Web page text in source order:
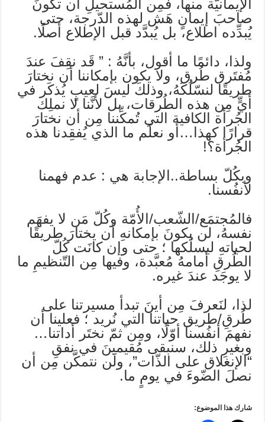
الإيمانيّة منها، فمِن المُستحيلِ أن تكونَ
صاحبَ إيمانٍ هَش لهذه الدّرجة، حتى
يُبدِّده اطلاع، بل يُبدَّد قبل الإطلاع أصلًا.
ولذا، دائمًا ما أقول، بأنَّهُ : ” قَد نقِفَ عندَ
مُفتَرق طُرق، ولا يكون بإمكاننا أن نختارَ
طريقًا لنسّلُكَهُ، وذلكَ ليسَ لعيبٍ يُذكَر في
أيٍّ مِن هذه الطُرقات، بل لأنَّنا لا نملِك
الجُرأة الكافية التي تُمكِّننا مِن أن نختارَ
قرارًا كهذا…أو نعلَم ما الذي يُفقِدنا هذه
الجُرأة؟!
وبكُلّ بساطة..الإجابة هي : عدم فهمنا
لأنفُسنا.
فالمُجتمَع/الشّعب/الأُمّة وكُلّ مَن لا يفهَم
نفسهُ، لن يكونَ بإمكانهِ أن يختارَ طريقًا
لحياتهِ ليسلُكها ؛ حتى وإن كانَت كُلّ
الطُرقِ أمامهُ مُعبَّدة، وفيها مِن التّنظيمِ ما
لا يوجَد عندَ غيره.
لذا، لنَعرفَ مِن أينَ تبدأ مسيرتنا على
طُرقِ/طريق حياتنا التي نُريد ؛ فعلينا أن
نفهمَ أنفُسنا أوّلًا، ومِن ثمّ نختَر أداتنا…
وبغيرِ ذلك، سنبقى مُقيمينَ في نفقِ
“الإنغلاق على الذّات”، ولَن نتمكَّن مِن أن
نصلَ الضّوءَ في يومٍ ما.
شارك هذا الموضوع: